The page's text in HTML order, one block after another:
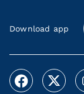
Download app